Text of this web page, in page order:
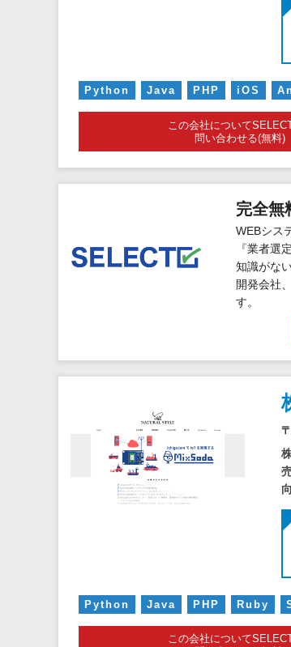
Python Java PHP iOS
この会社について
問い合わせる(無料)
完全無
WEBシス
『業者選
知識がな
開発会社
す。
Python Java PHP Ruby
この会社について